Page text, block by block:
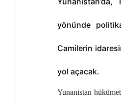
yönünde
Camilerin
yol açacak.
Yunanistan